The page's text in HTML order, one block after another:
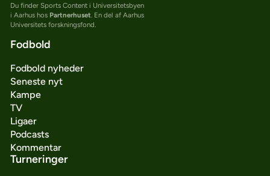
Du finder Sports Content i Universitetsbyen
i Aarhus hos Partnerhuset. En del af Aarhus
Universitets forskningsfond.
Fodbold
Fodbold nyheder
Seneste nyt
Kampe
TV
Ligaer
Podcasts
Kommentar
Turneringer